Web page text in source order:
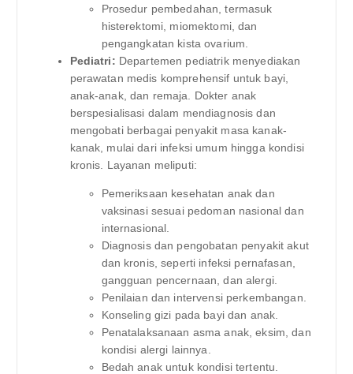
Prosedur pembedahan, termasuk
histerektomi, miomektomi, dan
pengangkatan kista ovarium.
Pediatri: Departemen pediatrik menyediakan
perawatan medis komprehensif untuk bayi,
anak-anak, dan remaja. Dokter anak
berspesialisasi dalam mendiagnosis dan
mengobati berbagai penyakit masa kanak-
kanak, mulai dari infeksi umum hingga kondisi
kronis. Layanan meliputi:
Pemeriksaan kesehatan anak dan
vaksinasi sesuai pedoman nasional dan
internasional.
Diagnosis dan pengobatan penyakit akut
dan kronis, seperti infeksi pernafasan,
gangguan pencernaan, dan alergi.
Penilaian dan intervensi perkembangan.
Konseling gizi pada bayi dan anak.
Penatalaksanaan asma anak, eksim, dan
kondisi alergi lainnya.
Bedah anak untuk kondisi tertentu.